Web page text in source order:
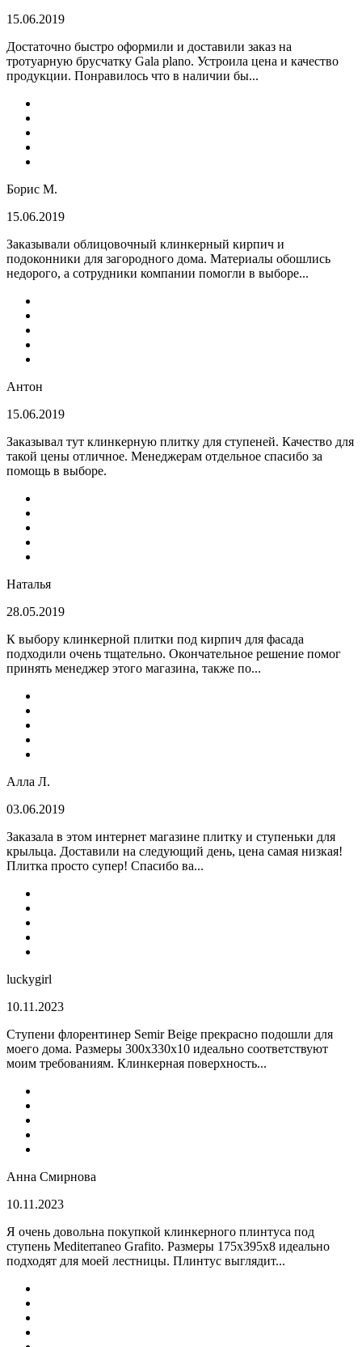
15.06.2019
Достаточно быстро оформили и доставили заказ на
тротуарную брусчатку Gala plano. Устроила цена и качество
продукции. Понравилось что в наличии бы...
Борис М.
15.06.2019
Заказывали облицовочный клинкерный кирпич и
подоконники для загородного дома. Материалы обошлись
недорого, а сотрудники компании помогли в выборе...
Антон
15.06.2019
Заказывал тут клинкерную плитку для ступеней. Качество для
такой цены отличное. Менеджерам отдельное спасибо за
помощь в выборе.
Наталья
28.05.2019
К выбору клинкерной плитки под кирпич для фасада
подходили очень тщательно. Окончательное решение помог
принять менеджер этого магазина, также по...
Алла Л.
03.06.2019
Заказала в этом интернет магазине плитку и ступеньки для
крыльца. Доставили на следующий день, цена самая низкая!
Плитка просто супер! Спасибо ва...
luckygirl
10.11.2023
Ступени флорентинер Semir Beige прекрасно подошли для
моего дома. Размеры 300х330х10 идеально соответствуют
моим требованиям. Клинкерная поверхность...
Анна Смирнова
10.11.2023
Я очень довольна покупкой клинкерного плинтуса под
ступень Mediterraneo Grafito. Размеры 175х395х8 идеально
подходят для моей лестницы. Плинтус выглядит...